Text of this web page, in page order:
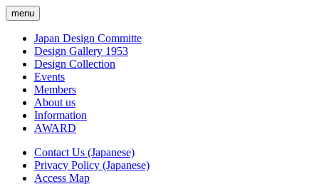
menu
Japan Design Committe
Design Gallery 1953
Design Collection
Events
Members
About us
Information
AWARD
Contact Us (Japanese)
Privacy Policy (Japanese)
Access Map